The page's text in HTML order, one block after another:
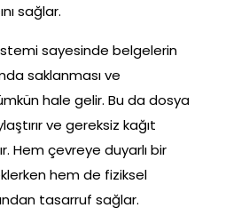
sağlar.
sayesinde belgelerin
saklanması ve
hale gelir. Bu da dosya
ve gereksiz kağıt
Hem çevreye duyarlı bir
hem de fiziksel
tasarruf sağlar.